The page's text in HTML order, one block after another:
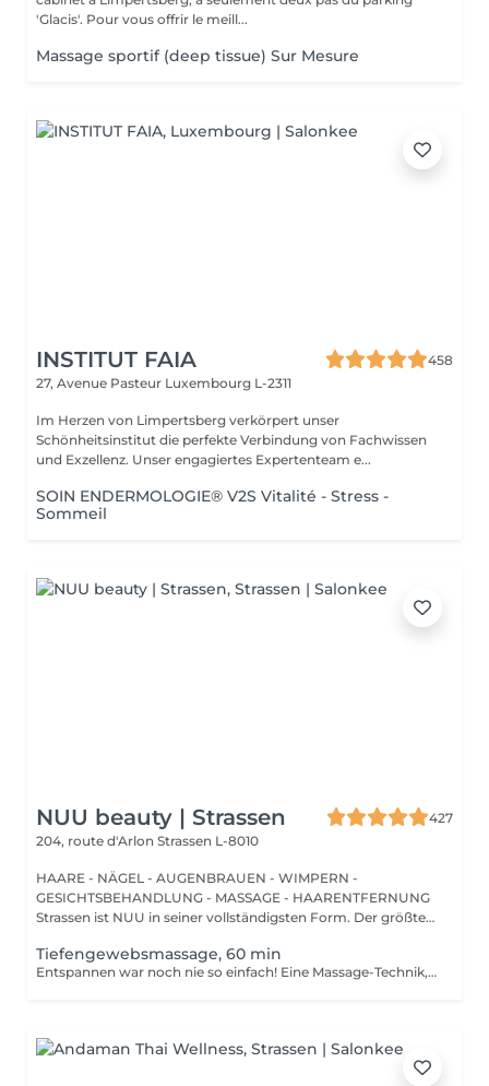
'Glacis'. Pour vous offrir le meill...
Massage sportif (deep tissue) Sur Mesure
INSTITUT FAIA
458
27, Avenue Pasteur Luxembourg L-2311
Im Herzen von Limpertsberg verkörpert unser
Schönheitsinstitut die perfekte Verbindung von Fachwissen
und Exzellenz. Unser engagiertes Expertenteam e...
SOIN ENDERMOLOGIE® V2S Vitalité - Stress -
Sommeil
NUU beauty | Strassen
427
204, route d'Arlon Strassen L-8010
HAARE - NÄGEL - AUGENBRAUEN - WIMPERN -
GESICHTSBEHANDLUNG - MASSAGE - HAARENTFERNUNG
Strassen ist NUU in seiner vollständigsten Form. Der größte
Tiefengewebsmassage, 60 min
Entspannen war noch nie so einfach! Eine Massage-Technik, die hauptsächlich zur Behandlung von muskuloskelettalen Problemen wie Verstauchungen und Sportverletzungen verwendet wird. Sie besteht darin, anhaltenden Druck mit langsamen, tiefen Streichbewegungen auf die inneren Schichten Ihrer Muskeln und Bindegewebe auszuüben. Dadurch wird Narbengewebe, das nach einer Verletzung entsteht, aufgebrochen und die Spannung in Muskeln und Gewebe reduziert. Vorteile einer Tiefengewebsmassage: - verbessert das Immunsystem des Körpers - hilft bei der Behandlung von Muskelschmerzen - verbessert Steifheit Wie wird eine Tiefengewebsmassage durchgeführt? - Kopf und Nacken werden massiert - Schultern und Rücken werden massiert - Hände und Arme werden massiert - Füße und Beine werden massiert - Bauch wird massiert Altersbeschränkungen: Es gibt keine Altersbeschränkungen für dieses Verfahren. Empfehlungen nach dem Verfahren: Treiben Sie 2-3 Stunden nach dem Eingriff keinen Sport und machen Sie keine scharfen Bewegungen. Häufigkeit: 1-2 Mal pro Woche, insgesamt 10 Mal. Wiederholen Sie dies alle 3-6 Monate.